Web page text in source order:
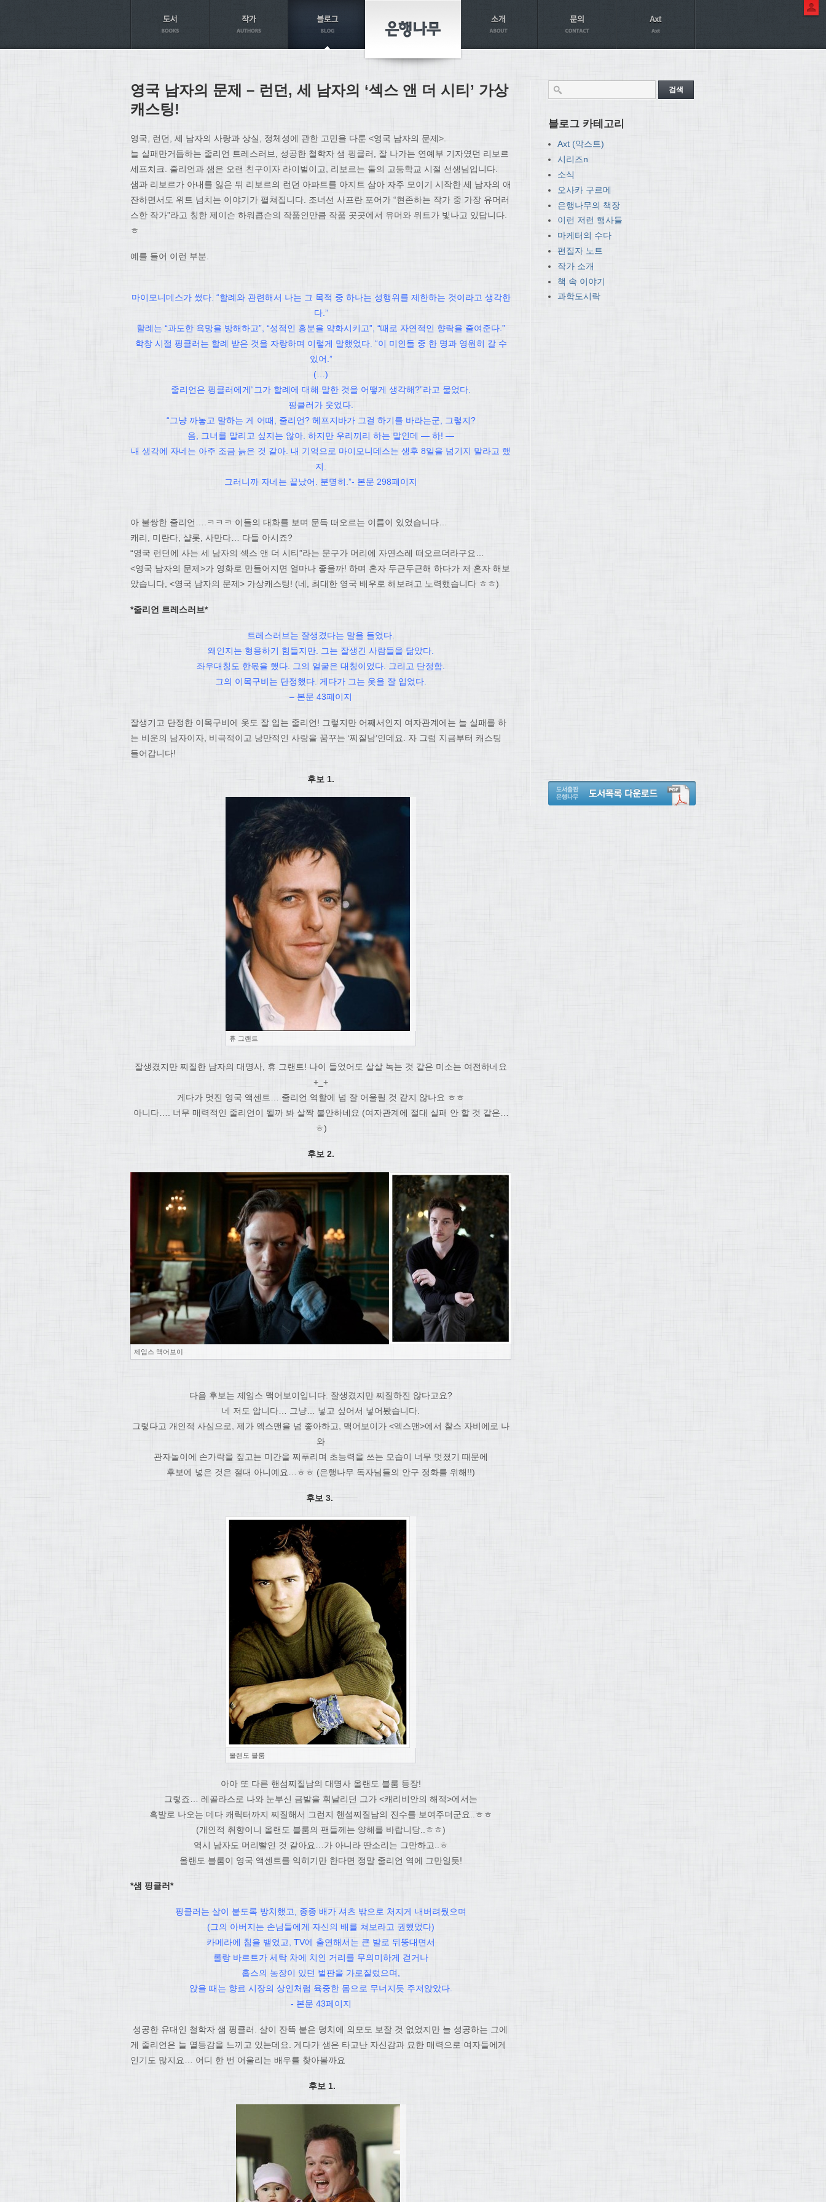
영국 남자의 문제 – 런던, 세 남자의 ‘섹스 앤 더 시티’ 가상
캐스팅!
영국, 런던, 세 남자의 사랑과 상실, 정체성에 관한 고민을 다룬 <영국 남자의 문제>.
늘 실패만거듭하는 줄리언 트레스러브, 성공한 철학자 샘 핑클러, 잘 나가는 연예부 기자였던 리보르
세프치크. 줄리언과 샘은 오랜 친구이자 라이벌이고, 리보르는 둘의 고등학교 시절 선생님입니다.
샘과 리보르가 아내를 잃은 뒤 리보르의 런던 아파트를 아지트 삼아 자주 모이기 시작한 세 남자의 애
잔하면서도 위트 넘치는 이야기가 펼쳐집니다. 조너선 사프란 포어가 “현존하는 작가 중 가장 유머러
스한 작가”라고 칭한 제이슨 하워콥슨의 작품인만큼 작품 곳곳에서 유머와 위트가 빛나고 있답니다.
ㅎ
예를 들어 이런 부분.
마이모니데스가 썼다. “할례와 관련해서 나는 그 목적 중 하나는 성행위를 제한하는 것이라고 생각한
다.”
할례는 “과도한 욕망을 방해하고”, “성적인 흥분을 약화시키고”, “때로 자연적인 향락을 줄여준다.”
학창 시절 핑클러는 할례 받은 것을 자랑하며 이렇게 말했었다. “이 미인들 중 한 명과 영원히 갈 수
있어.”
(…)
줄리언은 핑클러에게“그가 할례에 대해 말한 것을 어떻게 생각해?”라고 물었다.
핑클러가 웃었다.
“그냥 까놓고 말하는 게 어때, 줄리언? 헤프지바가 그걸 하기를 바라는군, 그렇지?
음, 그녀를 말리고 싶지는 않아. 하지만 우리끼리 하는 말인데 — 하! —
내 생각에 자네는 아주 조금 늙은 것 같아. 내 기억으로 마이모니데스는 생후 8일을 넘기지 말라고 했
지.
그러니까 자네는 끝났어. 분명히.”- 본문 298페이지
아 불쌍한 줄리언….ㅋㅋㅋ 이들의 대화를 보며 문득 떠오르는 이름이 있었습니다…
캐리, 미란다, 샬롯, 사만다… 다들 아시죠?
“영국 런던에 사는 세 남자의 섹스 앤 더 시티”라는 문구가 머리에 자연스레 떠오르더라구요…
<영국 남자의 문제>가 영화로 만들어지면 얼마나 좋을까! 하며 혼자 두근두근해 하다가 저 혼자 해보
았습니다, <영국 남자의 문제> 가상캐스팅! (네, 최대한 영국 배우로 해보려고 노력했습니다 ㅎㅎ)
*줄리언 트레스러브*
트레스러브는 잘생겼다는 말을 들었다.
왜인지는 형용하기 힘들지만. 그는 잘생긴 사람들을 닮았다.
좌우대칭도 한몫을 했다. 그의 얼굴은 대칭이었다. 그리고 단정함.
그의 이목구비는 단정했다. 게다가 그는 옷을 잘 입었다.
– 본문 43페이지
잘생기고 단정한 이목구비에 옷도 잘 입는 줄리언! 그렇지만 어째서인지 여자관계에는 늘 실패를 하
는 비운의 남자이자, 비극적이고 낭만적인 사랑을 꿈꾸는 ‘찌질남’인데요. 자 그럼 지금부터 캐스팅
들어갑니다!
후보 1.
휴 그랜트
잘생겼지만 찌질한 남자의 대명사, 휴 그랜트! 나이 들었어도 살살 녹는 것 같은 미소는 여전하네요
+_+
게다가 멋진 영국 액센트… 줄리언 역할에 넘 잘 어울릴 것 같지 않나요 ㅎㅎ
아니다…. 너무 매력적인 줄리언이 될까 봐 살짝 불안하네요 (여자관계에 절대 실패 안 할 것 같은…
ㅎ)
후보 2.
제임스 맥어보이
다음 후보는 제임스 맥어보이입니다. 잘생겼지만 찌질하진 않다고요?
네 저도 압니다… 그냥… 넣고 싶어서 넣어봤습니다.
그렇다고 개인적 사심으로, 제가 엑스맨을 넘 좋아하고, 맥어보이가 <엑스맨>에서 찰스 자비에로 나
와
관자놀이에 손가락을 짚고는 미간을 찌푸리며 초능력을 쓰는 모습이 너무 멋졌기 때문에
후보에 넣은 것은 절대 아니예요…ㅎㅎ (은행나무 독자님들의 안구 정화를 위해!!)
후보 3.
올랜도 블룸
아아 또 다른 핸섬찌질남의 대명사 올랜도 블룸 등장!
그렇죠… 레골라스로 나와 눈부신 금발을 휘날리던 그가 <캐리비안의 해적>에서는
흑발로 나오는 데다 캐릭터까지 찌질해서 그런지 핸섬찌질남의 진수를 보여주더군요..ㅎㅎ
(개인적 취향이니 올랜도 블룸의 팬들께는 양해를 바랍니당..ㅎㅎ)
역시 남자도 머리빨인 것 같아요…가 아니라 딴소리는 그만하고..ㅎ
올랜도 블룸이 영국 액센트를 익히기만 한다면 정말 줄리언 역에 그만일듯!
*샘 핑클러*
핑클러는 살이 붙도록 방치했고, 종종 배가 셔츠 밖으로 처지게 내버려뒀으며
(그의 아버지는 손님들에게 자신의 배를 쳐보라고 권했었다)
카메라에 침을 뱉었고, TV에 출연해서는 큰 발로 뒤뚱대면서
롤랑 바르트가 세탁 차에 치인 거리를 무의미하게 걷거나
홉스의 농장이 있던 벌판을 가로질렀으며,
앉을 때는 향료 시장의 상인처럼 육중한 몸으로 무너지듯 주저앉았다.
- 본문 43페이지
성공한 유대인 철학자 샘 핑클러. 살이 잔뜩 붙은 덩치에 외모도 보잘 것 없었지만 늘 성공하는 그에
게 줄리언은 늘 열등감을 느끼고 있는데요. 게다가 샘은 타고난 자신감과 묘한 매력으로 여자들에게
인기도 많지요… 어디 한 번 어울리는 배우를 찾아볼까요
후보 1.
블로그 카테고리
Axt (악스트)
시리즈n
소식
오사카 구르메
은행나무의 책장
이런 저런 행사들
마케터의 수다
편집자 노트
작가 소개
책 속 이야기
과학도시락